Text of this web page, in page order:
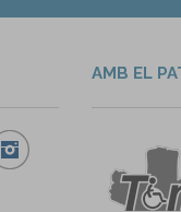
AMB EL